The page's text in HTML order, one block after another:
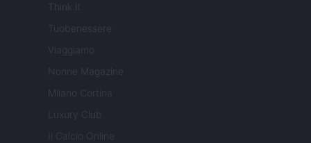
Think.it
Tuobenessere
Viaggiamo
Nonne Magazine
Milano Cortina
Luxury Club
Il Calcio Online